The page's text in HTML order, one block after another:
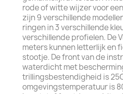
rode of witte wijzer voor
zijn 9 verschillende
ringen in 3 verschillende
verschillende profielen. De
meters kunnen letterlijk en
stootje. De front van de
waterdicht met
trillingsbestendigheid is
omgevingstemperatuur is